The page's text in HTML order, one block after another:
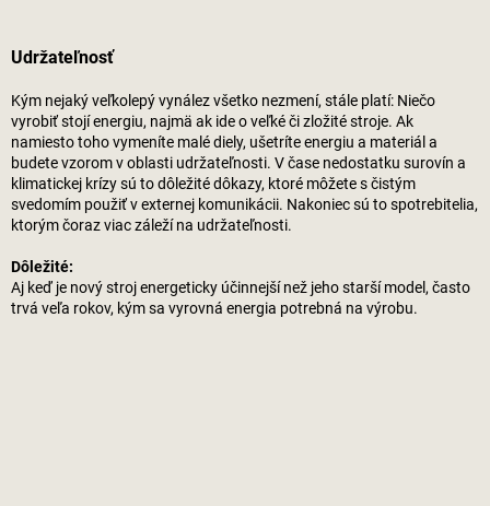
Udržateľnosť
Kým nejaký veľkolepý vynález všetko nezmení, stále platí: Niečo
vyrobiť stojí energiu, najmä ak ide o veľké či zložité stroje. Ak
namiesto toho vymeníte malé diely, ušetríte energiu a materiál a
budete vzorom v oblasti udržateľnosti. V čase nedostatku surovín a
klimatickej krízy sú to dôležité dôkazy, ktoré môžete s čistým
svedomím použiť v externej komunikácii. Nakoniec sú to spotrebitelia,
ktorým čoraz viac záleží na udržateľnosti.
Dôležité:
Aj keď je nový stroj energeticky účinnejší než jeho starší model, často
trvá veľa rokov, kým sa vyrovná energia potrebná na výrobu.